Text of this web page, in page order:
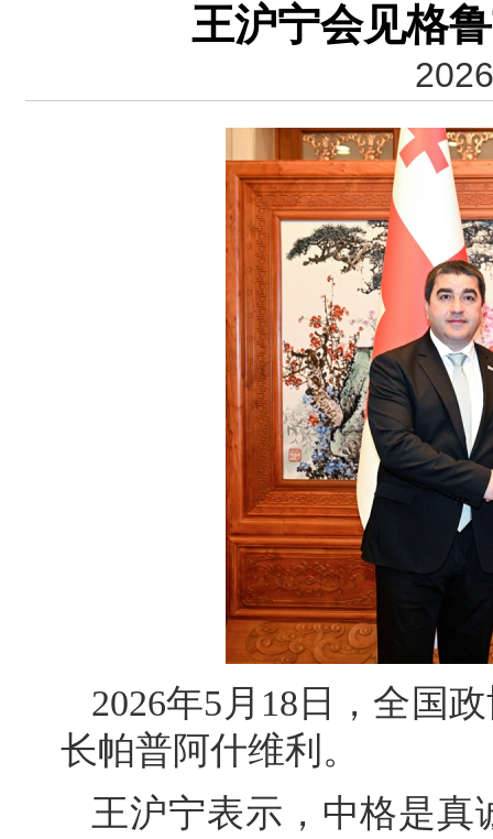
王沪宁会见格
2026年5月18日，全国
长帕普阿什维利。
王沪宁表示，中格是